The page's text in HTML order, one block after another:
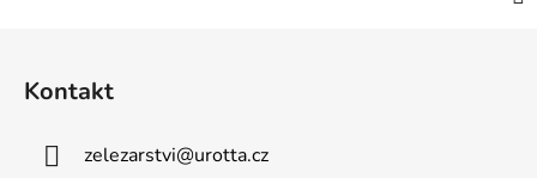
Kontakt
zelezarstvi@urotta.cz